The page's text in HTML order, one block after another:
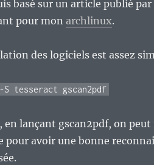
basé sur un article publié par
pour monarchlinux.
des logiciels est assez
tesseract gscan2pdf
en lançant gscan2pdf, on
pour avoir une bonne